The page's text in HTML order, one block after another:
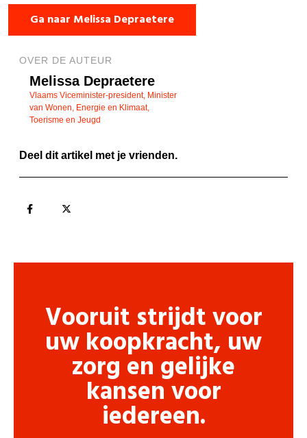
Ga naar Melissa Depraetere
OVER DE AUTEUR
Melissa Depraetere
Vlaams Viceminister-president, Minister
van Wonen, Energie en Klimaat,
Toerisme en Jeugd
Deel dit artikel met je vrienden.
Vooruit strijdt voor
uw koopkracht, uw
zorg en gelijke
kansen voor
iedereen.